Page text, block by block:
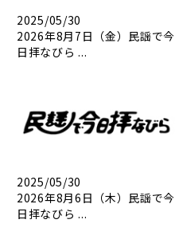
2025/05/30
2026年8月7日（金）民謡で今
日拝なびら ...
2025/05/30
2026年8月6日（木）民謡で今
日拝なびら ...